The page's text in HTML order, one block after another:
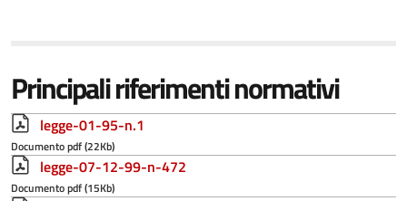
Principali riferimenti normativi
legge-01-95-n.1
Documento pdf (22Kb)
legge-07-12-99-n-472
Documento pdf (15Kb)